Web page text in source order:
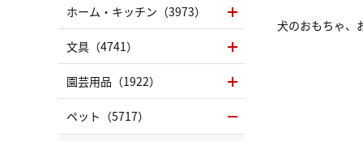
犬のおもちゃ、
ホーム・キッチン（3973）
文具（4741）
園芸用品（1922）
ペット（5717）